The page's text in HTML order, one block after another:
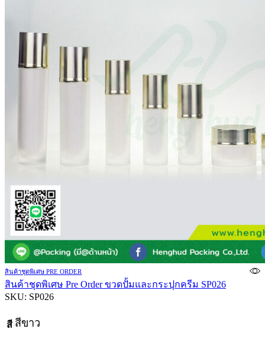
สินค้าชุดพิเศษ PRE ORDER
สินค้าชุดพิเศษ Pre Order ขวดปั้มและกระปุกครีม SP026
SKU: SP026
สี สีขาว